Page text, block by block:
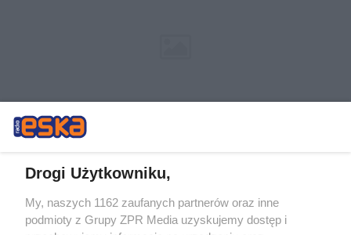
Drogi Użytkowniku,
My, naszych 1162 zaufanych partnerów oraz inne
podmioty z Grupy ZPR Media uzyskujemy dostęp i